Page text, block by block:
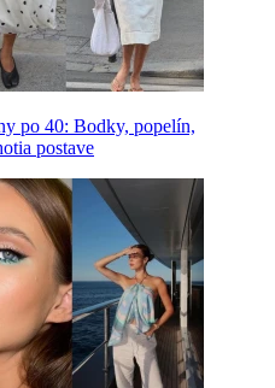
po 40: Bodky, popelín,
postave